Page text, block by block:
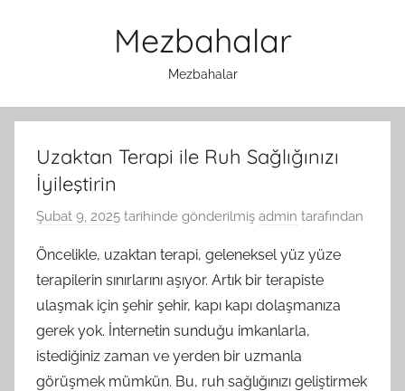
Mezbahalar
Mezbahalar
Uzaktan Terapi ile Ruh Sağlığınızı
İyileştirin
Şubat 9, 2025 tarihinde gönderilmiş admin tarafından
Öncelikle, uzaktan terapi, geleneksel yüz yüze
terapilerin sınırlarını aşıyor. Artık bir terapiste
ulaşmak için şehir şehir, kapı kapı dolaşmanıza
gerek yok. İnternetin sunduğu imkanlarla,
istediğiniz zaman ve yerden bir uzmanla
görüşmek mümkün. Bu, ruh sağlığınızı geliştirmek